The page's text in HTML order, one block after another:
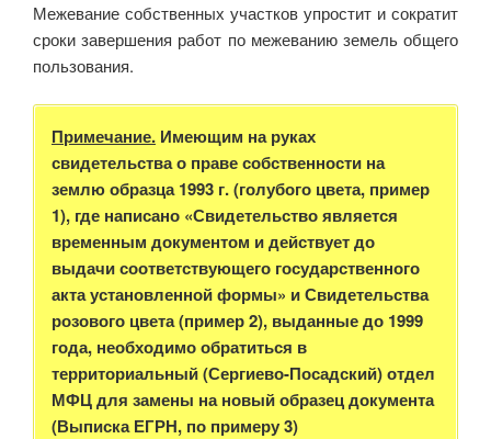
Межевание собственных участков упростит и сократит
сроки завершения работ по межеванию земель общего
пользования.
Примечание. Имеющим на руках
свидетельства о праве собственности на
землю образца 1993 г. (голубого цвета, пример
1), где написано «Свидетельство является
временным документом и действует до
выдачи соответствующего государственного
акта установленной формы» и Свидетельства
розового цвета (пример 2), выданные до 1999
года, необходимо обратиться в
территориальный (Сергиево-Посадский) отдел
МФЦ для замены на новый образец документа
(Выписка ЕГРН, по примеру 3)